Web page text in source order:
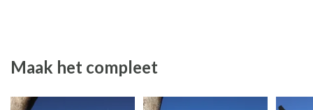
Maak het compleet